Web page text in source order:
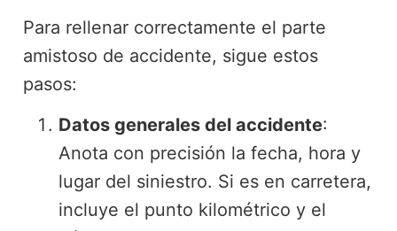
Para rellenar correctamente el parte
amistoso de accidente, sigue estos
pasos:
Datos generales del accidente:
Anota con precisión la fecha, hora y
lugar del siniestro. Si es en carretera,
incluye el punto kilométrico y el